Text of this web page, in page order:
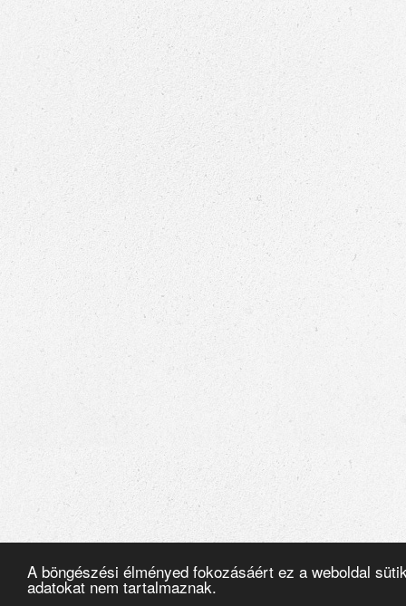
A böngészési élményed fokozásáért ez a weboldal
adatokat nem tartalmaznak.